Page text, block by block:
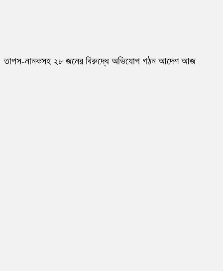
তাপস-নানকসহ ২৮ জনের বিরুদ্ধে অভিযোগ গঠন আদেশ আজ